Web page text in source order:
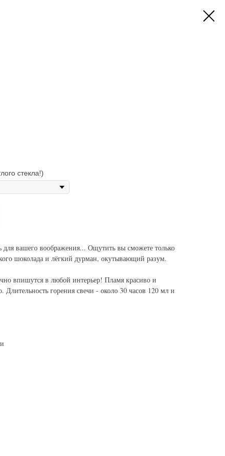
стекла!)
вашего воображения... Ощутить вы сможете только
шоколада и лёгкий дурман, окутывающий разум.
впишутся в любой интерьер! Пламя красиво и
Длительность горения свечи - около 30 часов 120 мл и